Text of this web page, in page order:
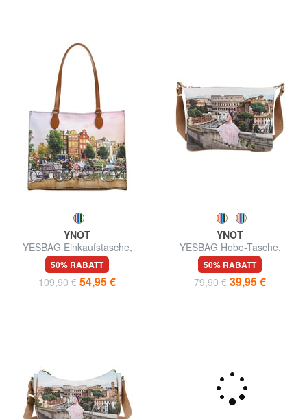
YNOT
YESBAG Einkaufstasche,
Umhängetasche
50% RABATT
109,90 € 54,95 €
YNOT
YESBAG Hobo-Tasche,
Schultertasche
50% RABATT
79,90 € 39,95 €